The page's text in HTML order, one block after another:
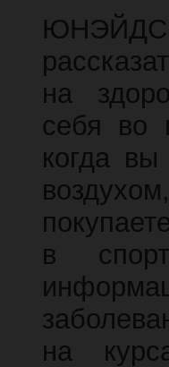
на
себя во
когда
в
на